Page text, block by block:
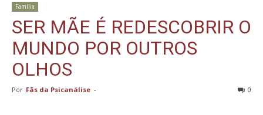
Família
SER MÃE É REDESCOBRIR O
MUNDO POR OUTROS
OLHOS
Por Fãs da Psicanálise - 0